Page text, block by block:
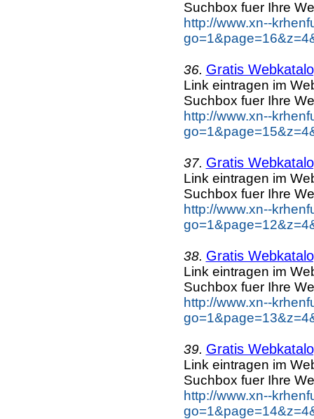
Suchbox fuer Ihre
http://www.xn--
36. Gratis
Link eintragen im
Suchbox fuer Ihre
http://www.xn--
37. Gratis
Link eintragen im
Suchbox fuer Ihre
http://www.xn--
38. Gratis
Link eintragen im
Suchbox fuer Ihre
http://www.xn--
39. Gratis
Link eintragen im
Suchbox fuer Ihre
http://www.xn--